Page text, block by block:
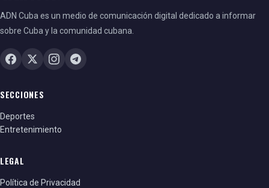
ADN Cuba es un medio de comunicación digital dedicado a informar
sobre Cuba y la comunidad cubana.
SECCIONES
Deportes
Entretenimiento
LEGAL
Política de Privacidad